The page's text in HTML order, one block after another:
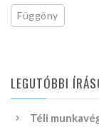
Függöny
LEGUTÓBBI
Téli